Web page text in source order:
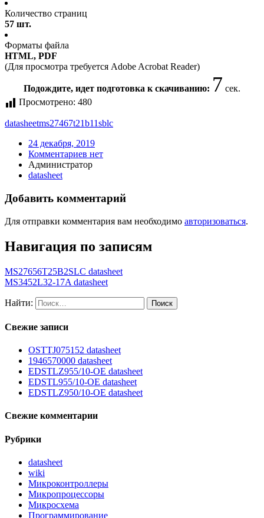
Количество страниц
57 шт.
Форматы файла
HTML, PDF
(Для просмотра требуется Adobe Acrobat Reader)
Подождите, идет подготовка к скачиванию: 6 сек.
Просмотрено: 480
datasheetms27467t21b11sblc
24 декабря, 2019
Комментариев нет
Администратор
datasheet
Добавить комментарий
Для отправки комментария вам необходимо авторизоваться.
Навигация по записям
MS27656T25B2SLC datasheet
MS3452L32-17A datasheet
Найти:
Свежие записи
OSTTJ075152 datasheet
1946570000 datasheet
EDSTLZ955/10-OE datasheet
EDSTL955/10-OE datasheet
EDSTLZ950/10-OE datasheet
Свежие комментарии
Рубрики
datasheet
wiki
Микроконтроллеры
Микропроцессоры
Микросхема
Программирование